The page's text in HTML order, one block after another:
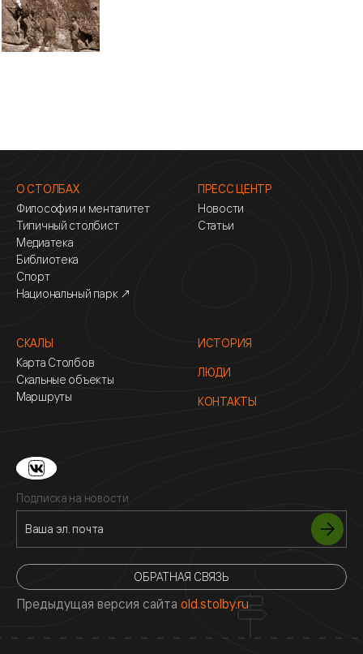
О СТОЛБАХ
Философия и менталитет
Типичный столбист
Медиатека
Библиотека
Спорт
Национальный парк ↗
ПРЕСС ЦЕНТР
Новости
Статьи
СКАЛЫ
Карта Столбов
Скальные объекты
Маршруты
ИСТОРИЯ
ЛЮДИ
КОНТАКТЫ
Подписка на новости
ОБРАТНАЯ СВЯЗЬ
Предыдущая версия сайта old.stolby.ru